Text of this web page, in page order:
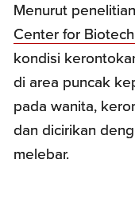
Menurut
Center for
kondisi
di area puncak
pada wanita,
dan dicirikan
melebar.